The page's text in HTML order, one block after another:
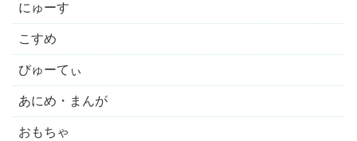
にゅーす
こすめ
びゅーてぃ
あにめ・まんが
おもちゃ